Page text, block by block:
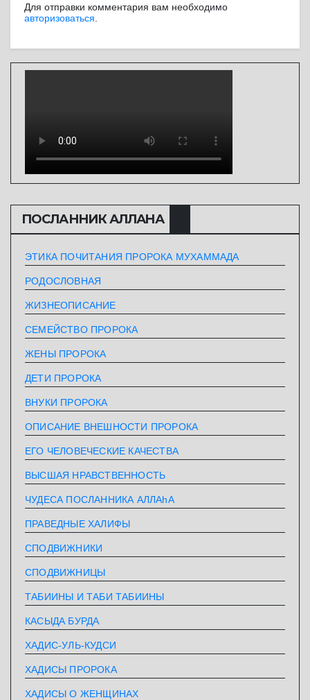
Для отправки комментария вам необходимо
авторизоваться
ПОСЛАННИК АЛЛАHА
ЭТИКА ПОЧИТАНИЯ ПРОРОКА МУХАММАДА
РОДОСЛОВНАЯ
ЖИЗНЕОПИСАНИЕ
СЕМЕЙСТВО ПРОРОКА
ЖЕНЫ ПРОРОКА
ДЕТИ ПРОРОКА
ВНУКИ ПРОРОКА
ОПИСАНИЕ ВНЕШНОСТИ ПРОРОКА
ЕГО ЧЕЛОВЕЧЕСКИЕ КАЧЕСТВА
ВЫСШАЯ НРАВСТВЕННОСТЬ
ЧУДЕСА ПОСЛАННИКА АЛЛАhА
ПРАВЕДНЫЕ ХАЛИФЫ
СПОДВИЖНИКИ
СПОДВИЖНИЦЫ
ТАБИИНЫ И ТАБИ ТАБИИНЫ
КАСЫДА БУРДА
ХАДИС-УЛЬ-КУДСИ
ХАДИСЫ ПРОРОКА
ХАДИСЫ О ЖЕНЩИНАХ